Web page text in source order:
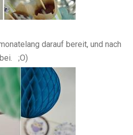
darauf bereit, und nach
;O)